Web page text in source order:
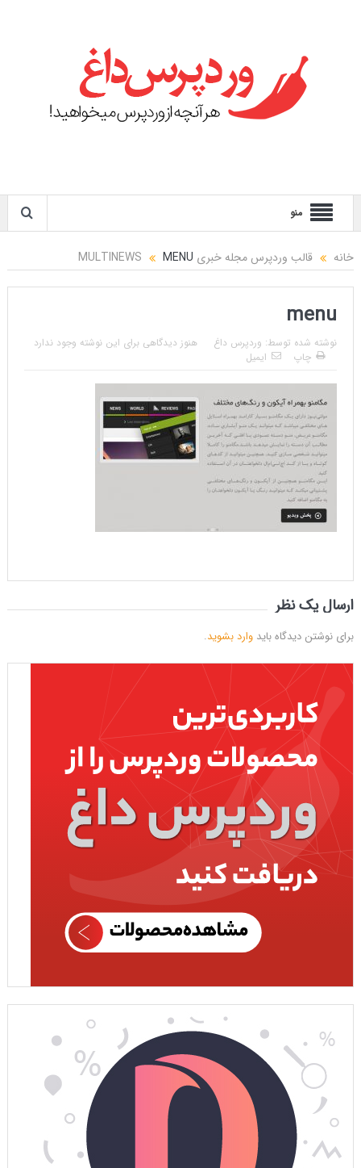
منو
خانه قالب وردپرس مجله خبری MULTINEWS MENU
menu
نوشته شده توسط: وردپرس داغ
هنوز دیدگاهی برای این نوشته وجود ندارد
چاپ
ایمیل
ارسال یک نظر
برای نوشتن دیدگاه باید وارد بشوید.